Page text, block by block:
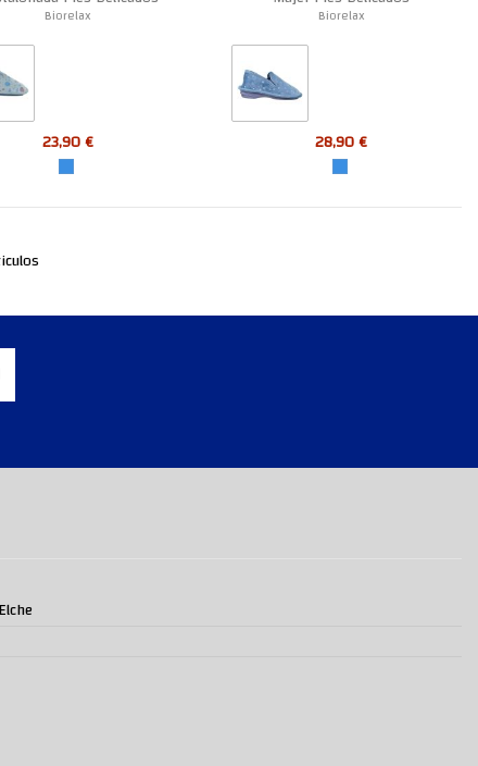
Mujer
Biorelax
23,90 €
Biorelax
28,90 €